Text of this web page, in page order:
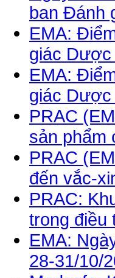
ban Đánh
EMA:
giác Dược
EMA:
giác Dược
PRAC
sản phẩm
PRAC
đến vắc-
PRAC:
trong điều
EMA:
28-31/10/